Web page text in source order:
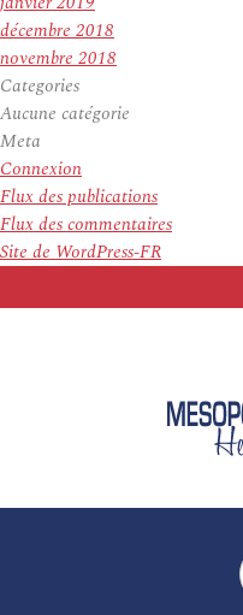
décembre 2018
novembre 2018
Categories
Aucune catégorie
Meta
Connexion
Flux des publications
Flux des commentaires
Site de WordPress-FR